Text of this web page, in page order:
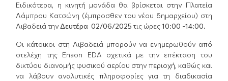
Ειδικότερα, η κινητή μονάδα θα βρίσκεται στην Πλατεία
Λάμπρου Κατσώνη (έμπροσθεν του νέου δημαρχείου) στη
Λιβαδειά την Δευτέρα 02/06/2025 τις ώρες10:00 -14:00.
Οι κάτοικοι στη Λιβαδειά μπορούν να ενημερωθούν από
στελέχη της Enaon EDA σχετικά με την επέκταση του
δικτύου διανομής φυσικού αερίου στην περιοχή, καθώς και
να λάβουν αναλυτικές πληροφορίες για τη διαδικασία